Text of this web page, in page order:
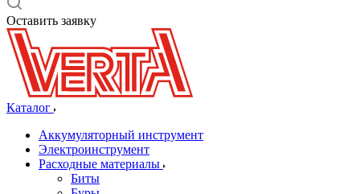
Оставить заявку
Каталог
Аккумуляторный инструмент
Электроинструмент
Расходные материалы
Биты